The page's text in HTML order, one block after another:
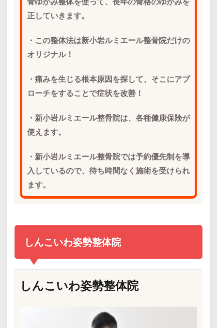
正していきます。
・この整体法は新小岩ルミエール整骨院だけの
オリジナル！
・痛みを生じる根本原因を探して、そこにアプ
ローチをすることで症状を改善！
・新小岩ルミエール整骨院は、各種健康保険が
使えます。
・新小岩ルミエール整骨院では予約優先制を導
入しているので、待ち時間なく施術を受けられ
ます。
しんこいわ姿勢整体院
しんこいわ姿勢整体院